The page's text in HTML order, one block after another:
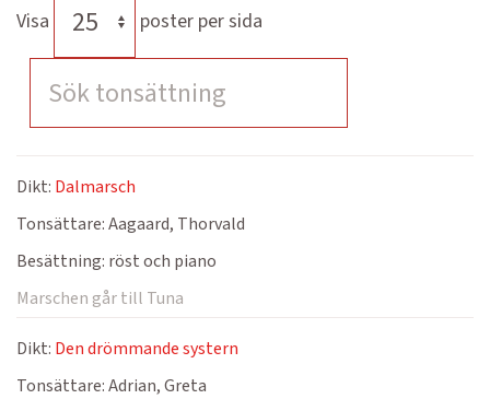
Visa poster per sida
Dikt: Dalmarsch
Tonsättare:Aagaard, Thorvald
Besättning: röst och piano
Marschen går till Tuna
Dikt: Den drömmande systern
Tonsättare:Adrian, Greta